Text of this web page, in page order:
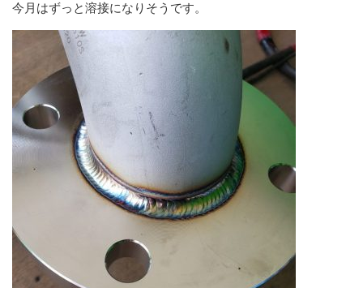
今月はずっと溶接になりそうです。